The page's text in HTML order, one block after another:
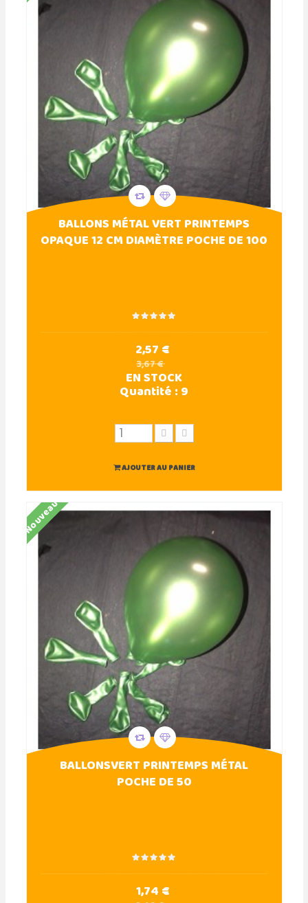
BALLONS MÉTAL VERT PRINTEMPS
OPAQUE 12 CM DIAMÈTRE POCHE DE 100
2,57 €
3,67 €
EN STOCK
Quantité :9
AJOUTER AU PANIER
Nouveau
BALLONSVERT PRINTEMPS MÉTAL
POCHE DE 50
1,74 €